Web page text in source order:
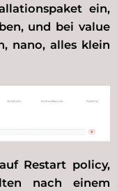
ein,
und bei value
nano, alles klein
Restart policy,
nach einem